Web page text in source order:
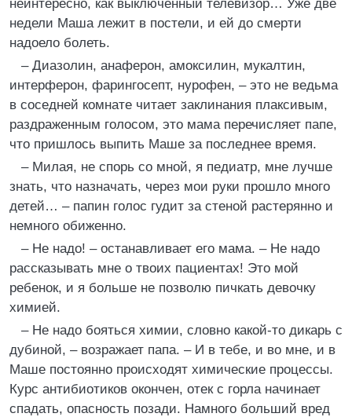
неинтересно, как выключенный телевизор… Уже две
недели Маша лежит в постели, и ей до смерти
надоело болеть.
– Диазолин, анаферон, амоксилин, мукалтин,
интерферон, фарингосепт, нурофен, – это не ведьма
в соседней комнате читает заклинания плаксивым,
раздраженным голосом, это мама перечисляет папе,
что пришлось выпить Маше за последнее время.
– Милая, не спорь со мной, я педиатр, мне лучше
знать, что назначать, через мои руки прошло много
детей… – папин голос гудит за стеной растерянно и
немного обиженно.
– Не надо! – останавливает его мама. – Не надо
рассказывать мне о твоих пациентах! Это мой
ребенок, и я больше не позволю пичкать девочку
химией.
– Не надо бояться химии, словно какой-то дикарь с
дубиной, – возражает папа. – И в тебе, и во мне, и в
Маше постоянно происходят химические процессы.
Курс антибиотиков окончен, отек с горла начинает
спадать, опасность позади. Намного больший вред